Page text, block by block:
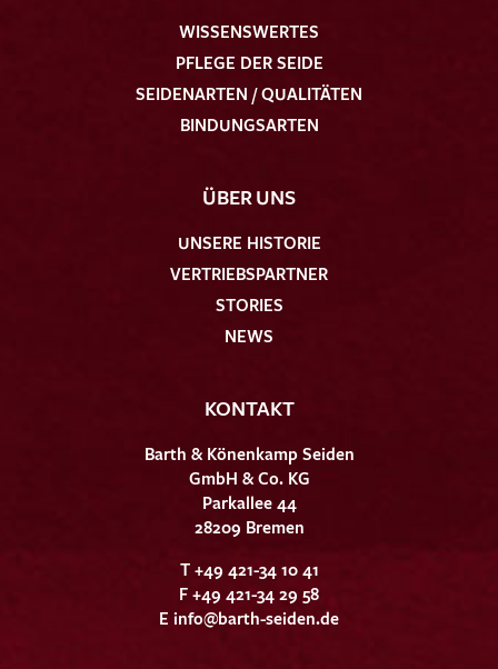
WISSENSWERTES
PFLEGE DER SEIDE
SEIDENARTEN / QUALITÄTEN
BINDUNGSARTEN
ÜBER UNS
UNSERE HISTORIE
VERTRIEBSPARTNER
STORIES
NEWS
KONTAKT
Barth & Könenkamp Seiden
GmbH & Co. KG
Parkallee 44
28209 Bremen
T +49 421-34 10 41
F +49 421-34 29 58
E info@barth-seiden.de